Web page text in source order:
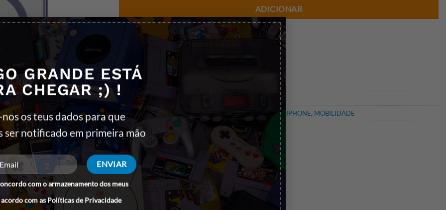
GRANDE ESTÁ
CHEGAR ;) !
os teus dados para que
ser notificado em primeira mão
com o armazenamento dos meus
com as Políticas de Privacidade
×
ADICIONAR
Rogério Dentes Online
Precisa fotos, videos ou algum
esclarecimento sobre o
produto? Fala comigo.
REF:
5903108596589
Categorias:
, CAPAS P/SMARTPHONE CAPAS PARA IPHONE, MOBILIDADE
Etiquetas:
Capas iPhone 16 Pro,Violeta